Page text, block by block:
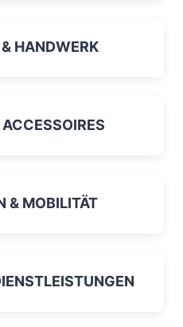
HANDWERK
& MOBILITÄT